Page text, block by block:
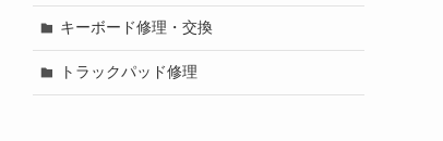
キーボード修理・交換
トラックパッド修理